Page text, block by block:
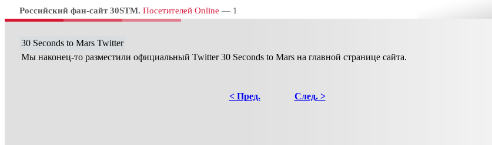
Российский фан-сайт 30STM. Посетителей Online — 1
30 Seconds to Mars Twitter
Мы наконец-то разместили официальный Twitter 30 Seconds to Mars на главной странице сайта.
< Пред. След. >